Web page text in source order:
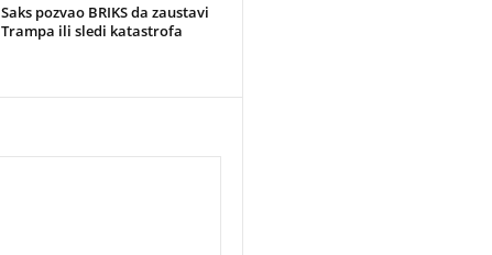
Saks pozvao BRIKS da zaustavi
Trampa ili sledi katastrofa